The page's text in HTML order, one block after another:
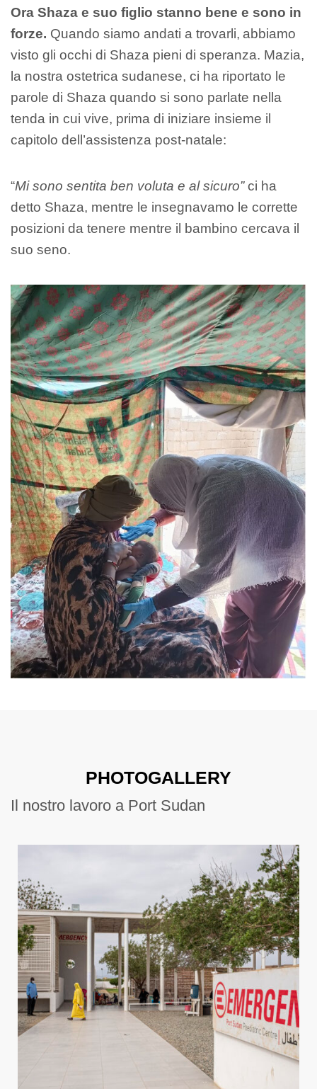
Ora Shaza e suo figlio stanno bene e sono in
forze. Quando siamo andati a trovarli, abbiamo
visto gli occhi di Shaza pieni di speranza. Mazia,
la nostra ostetrica sudanese, ci ha riportato le
parole di Shaza quando si sono parlate nella
tenda in cui vive, prima di iniziare insieme il
capitolo dell’assistenza post-natale:
“Mi sono sentita ben voluta e al sicuro”ci ha
detto Shaza, mentre le insegnavamo le corrette
posizioni da tenere mentre il bambino cercava il
suo seno.
PHOTOGALLERY
Il nostro lavoro a Port Sudan